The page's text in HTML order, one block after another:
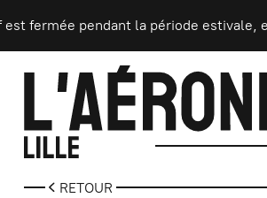
pendant la période estivale, elle
RETOUR